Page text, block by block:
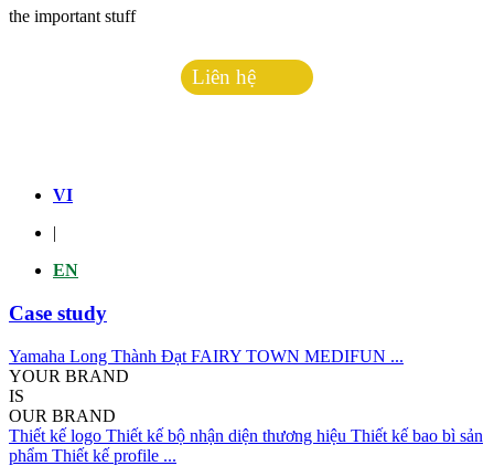
the important stuff
Liên hệ
VI
|
EN
Case study
Yamaha Long Thành Đạt FAIRY TOWN MEDIFUN ...
YOUR BRAND
IS
OUR BRAND
Thiết kế logo Thiết kế bộ nhận diện thương hiệu Thiết kế bao bì sản
phẩm Thiết kế profile ...